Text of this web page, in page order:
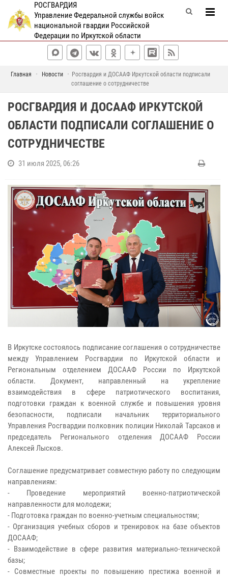
РОСГВАРДИЯ
Управление Федеральной службы войск
национальной гвардии Российской
Федерации по Иркутской области
Главная Новости
Росгвардия и ДОСААФ Иркутской области подписали
соглашение о сотрудничестве
РОСГВАРДИЯ И ДОСААФ ИРКУТСКОЙ
ОБЛАСТИ ПОДПИСАЛИ СОГЛАШЕНИЕ О
СОТРУДНИЧЕСТВЕ
31 июля 2025, 06:26
В Иркутске состоялось подписание соглашения о сотрудничестве
между Управлением Росгвардии по Иркутской области и
Региональным отделением ДОСААФ России по Иркутской
области. Документ, направленный на укрепление
взаимодействия в сфере патриотического воспитания,
подготовки граждан к военной службе и повышения уровня
безопасности, подписали начальник территориального
Управления Росгвардии полковник полиции Николай Тарсаков и
председатель Регионального отделения ДОСААФ России
Алексей Лысков.
Соглашение предусматривает совместную работу по следующим
направлениям:
- Проведение мероприятий военно-патриотической
направленности для молодежи;
- Подготовка граждан по военно-учетным специальностям;
- Организация учебных сборов и тренировок на базе объектов
ДОСААФ;
- Взаимодействие в сфере развития материально-технической
базы;
- Совместные проекты по повышению престижа военной и